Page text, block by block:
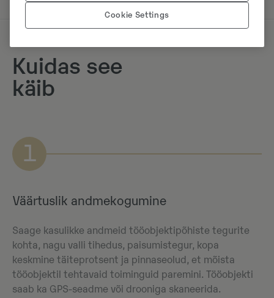
Kuidas see
käib
1
Väärtuslik andmekogumine
Saage kasulikke andmeid tööobjektipõhiste tegurite
kohta, nagu valli tihedus, paisumistegur, kopa
keskmine täiteprotsent ja pinnaseolud, et mõista
tööobjektil tehtavaid toiminguid paremini. Tööobjekti
saab ka GPS-seadme või drooniga skaneerida.
Cookie Settings